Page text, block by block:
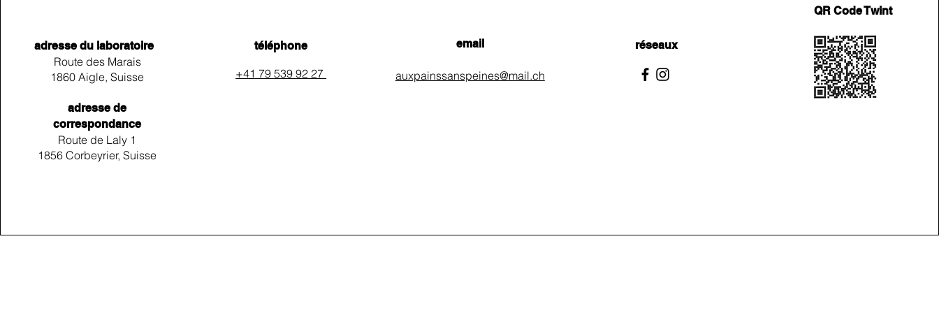
adresse du laboratoire
Route des Marais
1860 Aigle, Suisse
adresse de
correspondance
Route de Laly 1
1856 Corbeyrier, Suisse
téléphone
+41 79 539 92 27
email
auxpainssanspeines@mail.ch
réseaux
QR Code Twint